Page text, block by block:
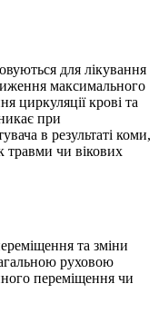
для лікування
максимального
циркуляції крові та
при
в результаті коми,
травми чи вікових
та зміни
руховою
переміщення чи